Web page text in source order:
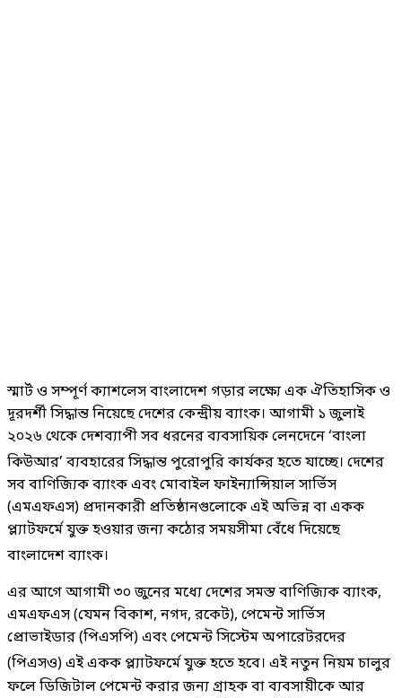
স্মার্ট ও সম্পূর্ণ ক্যাশলেস বাংলাদেশ গড়ার লক্ষ্যে এক ঐতিহাসিক ও
দূরদর্শী সিদ্ধান্ত নিয়েছে দেশের কেন্দ্রীয় ব্যাংক। আগামী ১ জুলাই
২০২৬ থেকে দেশব্যাপী সব ধরনের ব্যবসায়িক লেনদেনে ‘বাংলা
কিউআর’ ব্যবহারের সিদ্ধান্ত পুরোপুরি কার্যকর হতে যাচ্ছে। দেশের
সব বাণিজ্যিক ব্যাংক এবং মোবাইল ফাইন্যান্সিয়াল সার্ভিস
(এমএফএস) প্রদানকারী প্রতিষ্ঠানগুলোকে এই অভিন্ন বা একক
প্ল্যাটফর্মে যুক্ত হওয়ার জন্য কঠোর সময়সীমা বেঁধে দিয়েছে
বাংলাদেশ ব্যাংক।
এর আগে আগামী ৩০ জুনের মধ্যে দেশের সমস্ত বাণিজ্যিক ব্যাংক,
এমএফএস (যেমন বিকাশ, নগদ, রকেট), পেমেন্ট সার্ভিস
প্রোভাইডার (পিএসপি) এবং পেমেন্ট সিস্টেম অপারেটরদের
(পিএসও) এই একক প্ল্যাটফর্মে যুক্ত হতে হবে। এই নতুন নিয়ম চালুর
ফলে ডিজিটাল পেমেন্ট করার জন্য গ্রাহক বা ব্যবসায়ীকে আর